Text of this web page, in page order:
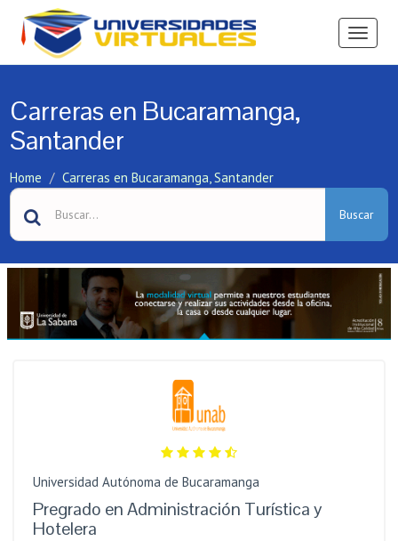
Ver
Carreras en Bucaramanga,
Santander
Home Carreras en Bucaramanga, Santander
Buscar
Universidad Autónoma de Bucaramanga
Pregrado en Administración Turística y
Hotelera